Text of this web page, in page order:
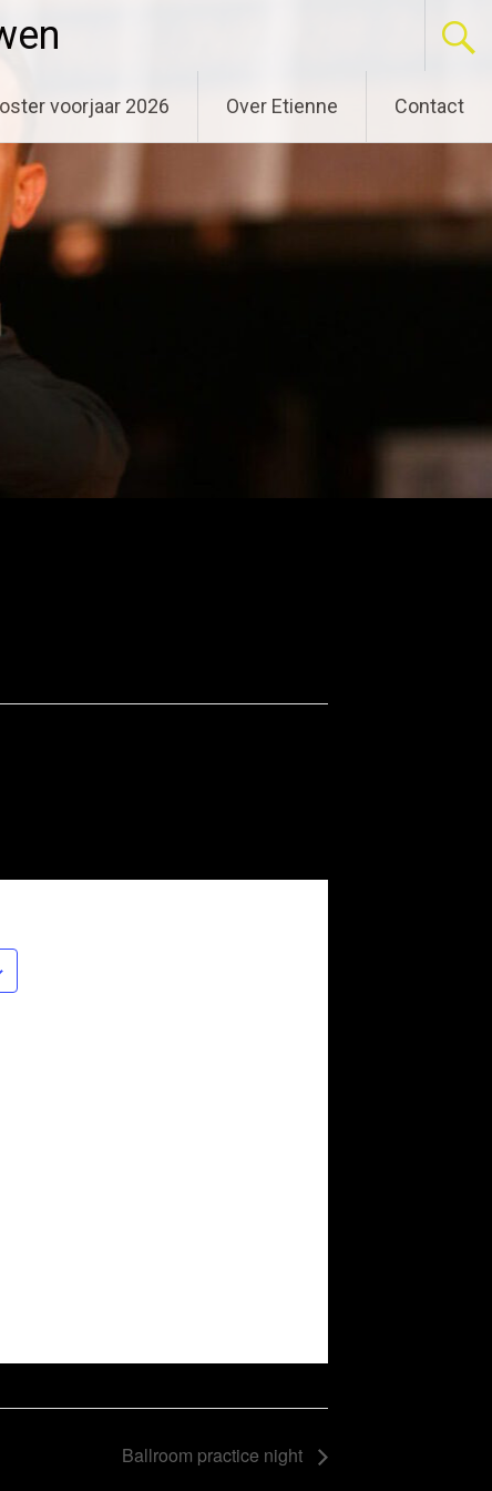
voorjaar 2026 Over Etienne Contact
Ballroom practice night